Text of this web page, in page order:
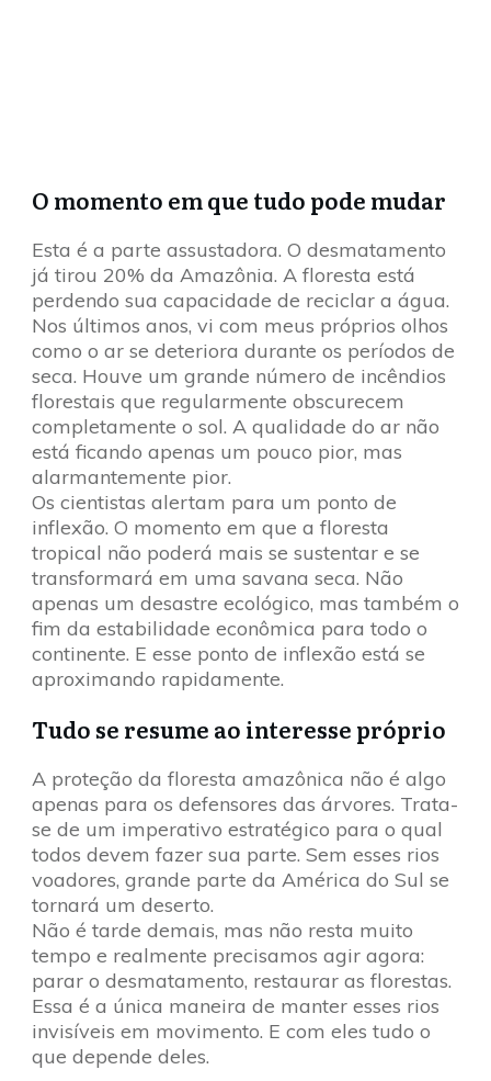
O momento em que tudo pode mudar
Esta é a parte assustadora. O desmatamento
já tirou 20% da Amazônia. A floresta está
perdendo sua capacidade de reciclar a água.
Nos últimos anos, vi com meus próprios olhos
como o ar se deteriora durante os períodos de
seca. Houve um grande número de incêndios
florestais que regularmente obscurecem
completamente o sol. A qualidade do ar não
está ficando apenas um pouco pior, mas
alarmantemente pior.
Os cientistas alertam para um ponto de
inflexão. O momento em que a floresta
tropical não poderá mais se sustentar e se
transformará em uma savana seca. Não
apenas um desastre ecológico, mas também o
fim da estabilidade econômica para todo o
continente. E esse ponto de inflexão está se
aproximando rapidamente.
Tudo se resume ao interesse próprio
A proteção da floresta amazônica não é algo
apenas para os defensores das árvores. Trata-
se de um imperativo estratégico para o qual
todos devem fazer sua parte. Sem esses rios
voadores, grande parte da América do Sul se
tornará um deserto.
Não é tarde demais, mas não resta muito
tempo e realmente precisamos agir agora:
parar o desmatamento, restaurar as florestas.
Essa é a única maneira de manter esses rios
invisíveis em movimento. E com eles tudo o
que depende deles.